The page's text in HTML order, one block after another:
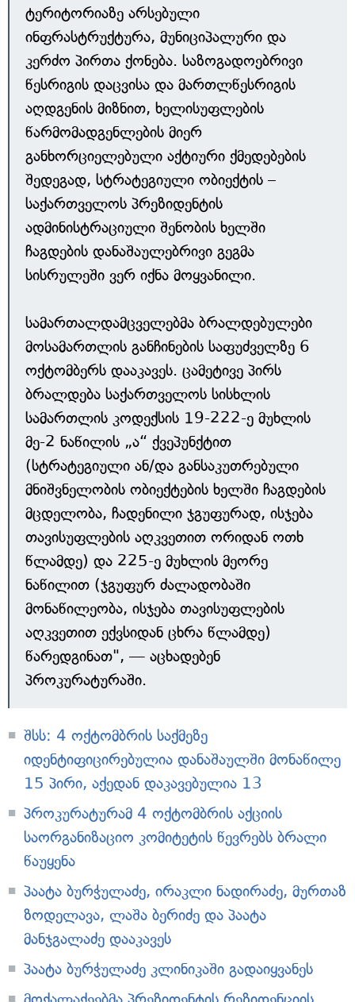
ტერიტორიაზე არსებული
ინფრასტრუქტურა, მუნიციპალური და
კერძო პირთა ქონება. საზოგადოებრივი
წესრიგის დაცვისა და მართლწესრიგის
აღდგენის მიზნით, ხელისუფლების
წარმომადგენლების მიერ
განხორციელებული აქტიური ქმედებების
შედეგად, სტრატეგიული ობიექტის –
საქართველოს პრეზიდენტის
ადმინისტრაციული შენობის ხელში
ჩაგდების დანაშაულებრივი გეგმა
სისრულეში ვერ იქნა მოყვანილი.
სამართალდამცველებმა ბრალდებულები
მოსამართლის განჩინების საფუძველზე 6
ოქტომბერს დააკავეს. ცამეტივე პირს
ბრალდება საქართველოს სისხლის
სამართლის კოდექსის 19-222-ე მუხლის
მე-2 ნაწილის „ა“ ქვეპუნქტით
(სტრატეგიული ან/და განსაკუთრებული
მნიშვნელობის ობიექტების ხელში ჩაგდების
მცდელობა, ჩადენილი ჯგუფურად, ისჯება
თავისუფლების აღკვეთით ორიდან ოთხ
წლამდე) და 225-ე მუხლის მეორე
ნაწილით (ჯგუფურ ძალადობაში
მონაწილეობა, ისჯება თავისუფლების
აღკვეთით ექვსიდან ცხრა წლამდე)
წარედგინათ", — აცხადებენ
პროკურატურაში.
შსს: 4 ოქტომბრის საქმეზე
იდენტიფიცირებულია დანაშაულში მონაწილე
15 პირი, აქედან დაკავებულია 13
პროკურატურამ 4 ოქტომბრის აქციის
საორგანიზაციო კომიტეტის წევრებს ბრალი
წაუყენა
პაატა ბურჭულაძე, ირაკლი ნადირაძე, მურთაზ
ზოდელავა, ლაშა ბერიძე და პაატა
მანჯგალაძე დააკავეს
პაატა ბურჭულაძე კლინიკაში გადაიყვანეს